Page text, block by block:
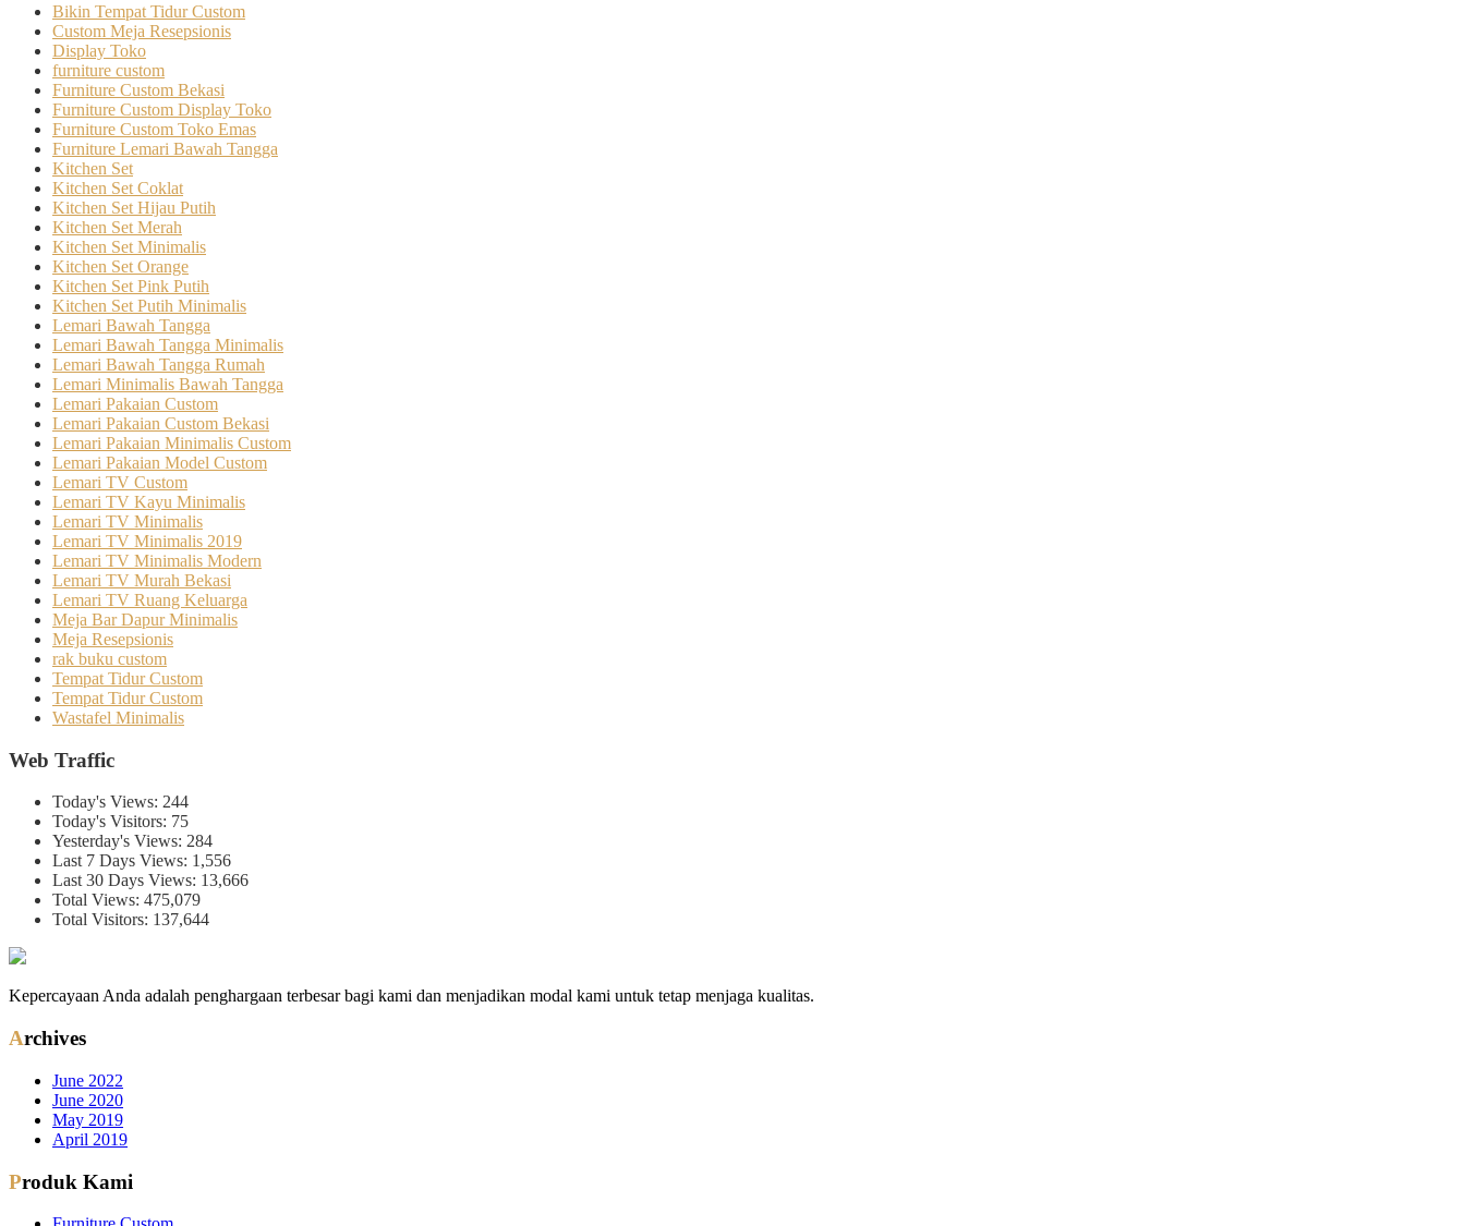
Bikin Tempat Tidur Custom
Custom Meja Resepsionis
Display Toko
furniture custom
Furniture Custom Bekasi
Furniture Custom Display Toko
Furniture Custom Toko Emas
Furniture Lemari Bawah Tangga
Kitchen Set
Kitchen Set Coklat
Kitchen Set Hijau Putih
Kitchen Set Merah
Kitchen Set Minimalis
Kitchen Set Orange
Kitchen Set Pink Putih
Kitchen Set Putih Minimalis
Lemari Bawah Tangga
Lemari Bawah Tangga Minimalis
Lemari Bawah Tangga Rumah
Lemari Minimalis Bawah Tangga
Lemari Pakaian Custom
Lemari Pakaian Custom Bekasi
Lemari Pakaian Minimalis Custom
Lemari Pakaian Model Custom
Lemari TV Custom
Lemari TV Kayu Minimalis
Lemari TV Minimalis
Lemari TV Minimalis 2019
Lemari TV Minimalis Modern
Lemari TV Murah Bekasi
Lemari TV Ruang Keluarga
Meja Bar Dapur Minimalis
Meja Resepsionis
rak buku custom
Tempat Tidur Custom
Tempat Tidur Custom
Wastafel Minimalis
Web Traffic
Today's Views: 244
Today's Visitors: 75
Yesterday's Views: 284
Last 7 Days Views: 1,556
Last 30 Days Views: 13,666
Total Views: 475,079
Total Visitors: 137,644
Kepercayaan Anda adalah penghargaan terbesar bagi kami dan menjadikan modal kami untuk tetap menjaga kualitas.
Archives
June 2022
June 2020
May 2019
April 2019
Produk Kami